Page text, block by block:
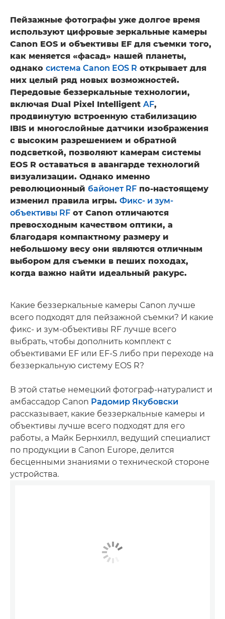
Пейзажные фотографы уже долгое время
используют цифровые зеркальные камеры
Canon EOS и объективы EF для съемки того,
как меняется «фасад» нашей планеты,
однако система Canon EOS R открывает для
них целый ряд новых возможностей.
Передовые беззеркальные технологии,
включая Dual Pixel Intelligent AF,
продвинутую встроенную стабилизацию
IBIS и многослойные датчики изображения
с высоким разрешением и обратной
подсветкой, позволяют камерам системы
EOS R оставаться в авангарде технологий
визуализации. Однако именно
революционный байонет RF по-настоящему
изменил правила игры. Фикс- и зум-
объективы RF от Canon отличаются
превосходным качеством оптики, а
благодаря компактному размеру и
небольшому весу они являются отличным
выбором для съемки в пеших походах,
когда важно найти идеальный ракурс.
Какие беззеркальные камеры Canon лучше
всего подходят для пейзажной съемки? И какие
фикс- и зум-объективы RF лучше всего
выбрать, чтобы дополнить комплект с
объективами EF или EF-S либо при переходе на
беззеркальную систему EOS R?
В этой статье немецкий фотограф-натуралист и
амбассадор Canon Радомир Якубовски
рассказывает, какие беззеркальные камеры и
объективы лучше всего подходят для его
работы, а Майк Бернхилл, ведущий специалист
по продукции в Canon Europe, делится
бесценными знаниями о технической стороне
устройства.